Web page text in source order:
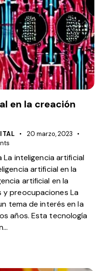
en la creación
20 marzo, 2023
La inteligencia artificial
artificial en la
artificial en la
y preocupaciones La
tema de interés en la
años. Esta tecnología